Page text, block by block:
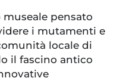
pensato
i mutamenti e
locale di
il fascino antico